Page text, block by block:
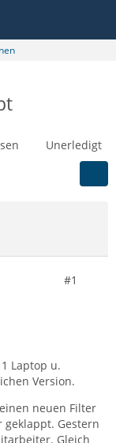
Unerledigt
#1
Laptop u.
Version.
neuen Filter
Gestern
Gleich